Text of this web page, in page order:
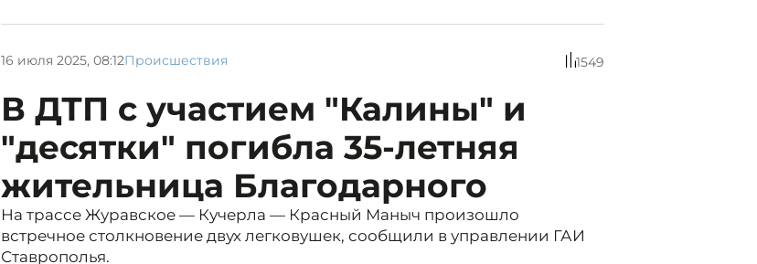
16 июля 2025, 08:12Происшествия 1549
В ДТП с участием "Калины" и
"десятки" погибла 35-летняя
жительница Благодарного
На трассе Журавское — Кучерла — Красный Маныч произошло
встречное столкновение двух легковушек, сообщили в управлении ГАИ
Ставрополья.